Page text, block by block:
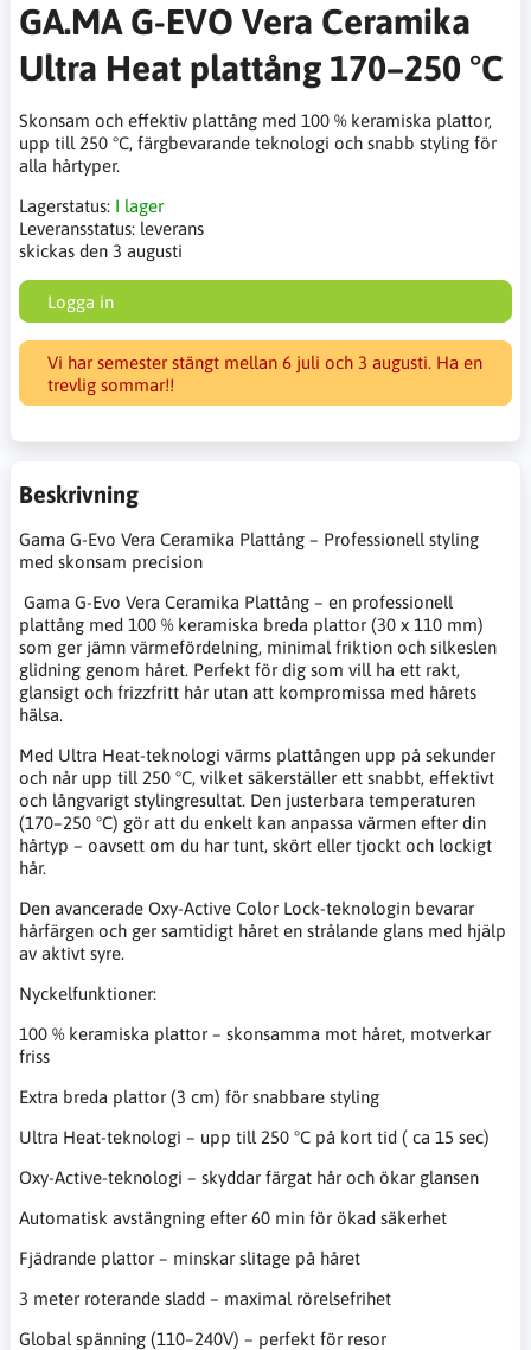
GA.MA G-EVO Vera Ceramika
Ultra Heat plattång 170–250 °C
Skonsam och effektiv plattång med 100 % keramiska plattor,
upp till 250 °C, färgbevarande teknologi och snabb styling för
alla hårtyper.
Lagerstatus: I lager
Leveransstatus: leverans
skickas den 3 augusti
Logga in
Vi har semester stängt mellan 6 juli och 3 augusti. Ha en
trevlig sommar!!
Beskrivning
Gama G-Evo Vera Ceramika Plattång – Professionell styling
med skonsam precision
Gama G-Evo Vera Ceramika Plattång – en professionell
plattång med 100 % keramiska breda plattor (30 x 110 mm)
som ger jämn värmefördelning, minimal friktion och silkeslen
glidning genom håret. Perfekt för dig som vill ha ett rakt,
glansigt och frizzfritt hår utan att kompromissa med hårets
hälsa.
Med Ultra Heat-teknologi värms plattången upp på sekunder
och når upp till 250 °C, vilket säkerställer ett snabbt, effektivt
och långvarigt stylingresultat. Den justerbara temperaturen
(170–250 °C) gör att du enkelt kan anpassa värmen efter din
hårtyp – oavsett om du har tunt, skört eller tjockt och lockigt
hår.
Den avancerade Oxy-Active Color Lock-teknologin bevarar
hårfärgen och ger samtidigt håret en strålande glans med hjälp
av aktivt syre.
Nyckelfunktioner:
100 % keramiska plattor – skonsamma mot håret, motverkar
friss
Extra breda plattor (3 cm) för snabbare styling
Ultra Heat-teknologi – upp till 250 °C på kort tid ( ca 15 sec)
Oxy-Active-teknologi – skyddar färgat hår och ökar glansen
Automatisk avstängning efter 60 min för ökad säkerhet
Fjädrande plattor – minskar slitage på håret
3 meter roterande sladd – maximal rörelsefrihet
Global spänning (110–240V) – perfekt för resor